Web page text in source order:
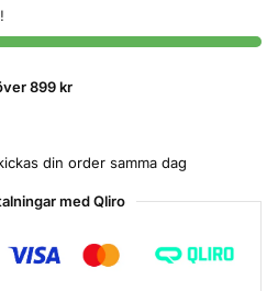
899 kr
din order samma dag
med Qliro